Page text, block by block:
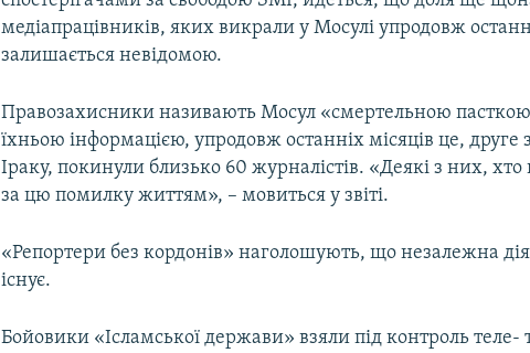
медіапрацівників, яких викрали у Мосулі упродовж
залишається невідомою.
Правозахисники називають Мосул «смертельною пасткою
їхньою інформацією, упродовж останніх місяців це, друге
Іраку, покинули близько 60 журналістів. «Деякі з них,
за цю помилку життям», – мовиться у звіті.
«Репортери без кордонів» наголошують, що незалежна
існує.
Бойовики «Ісламської держави» взяли під контроль теле-